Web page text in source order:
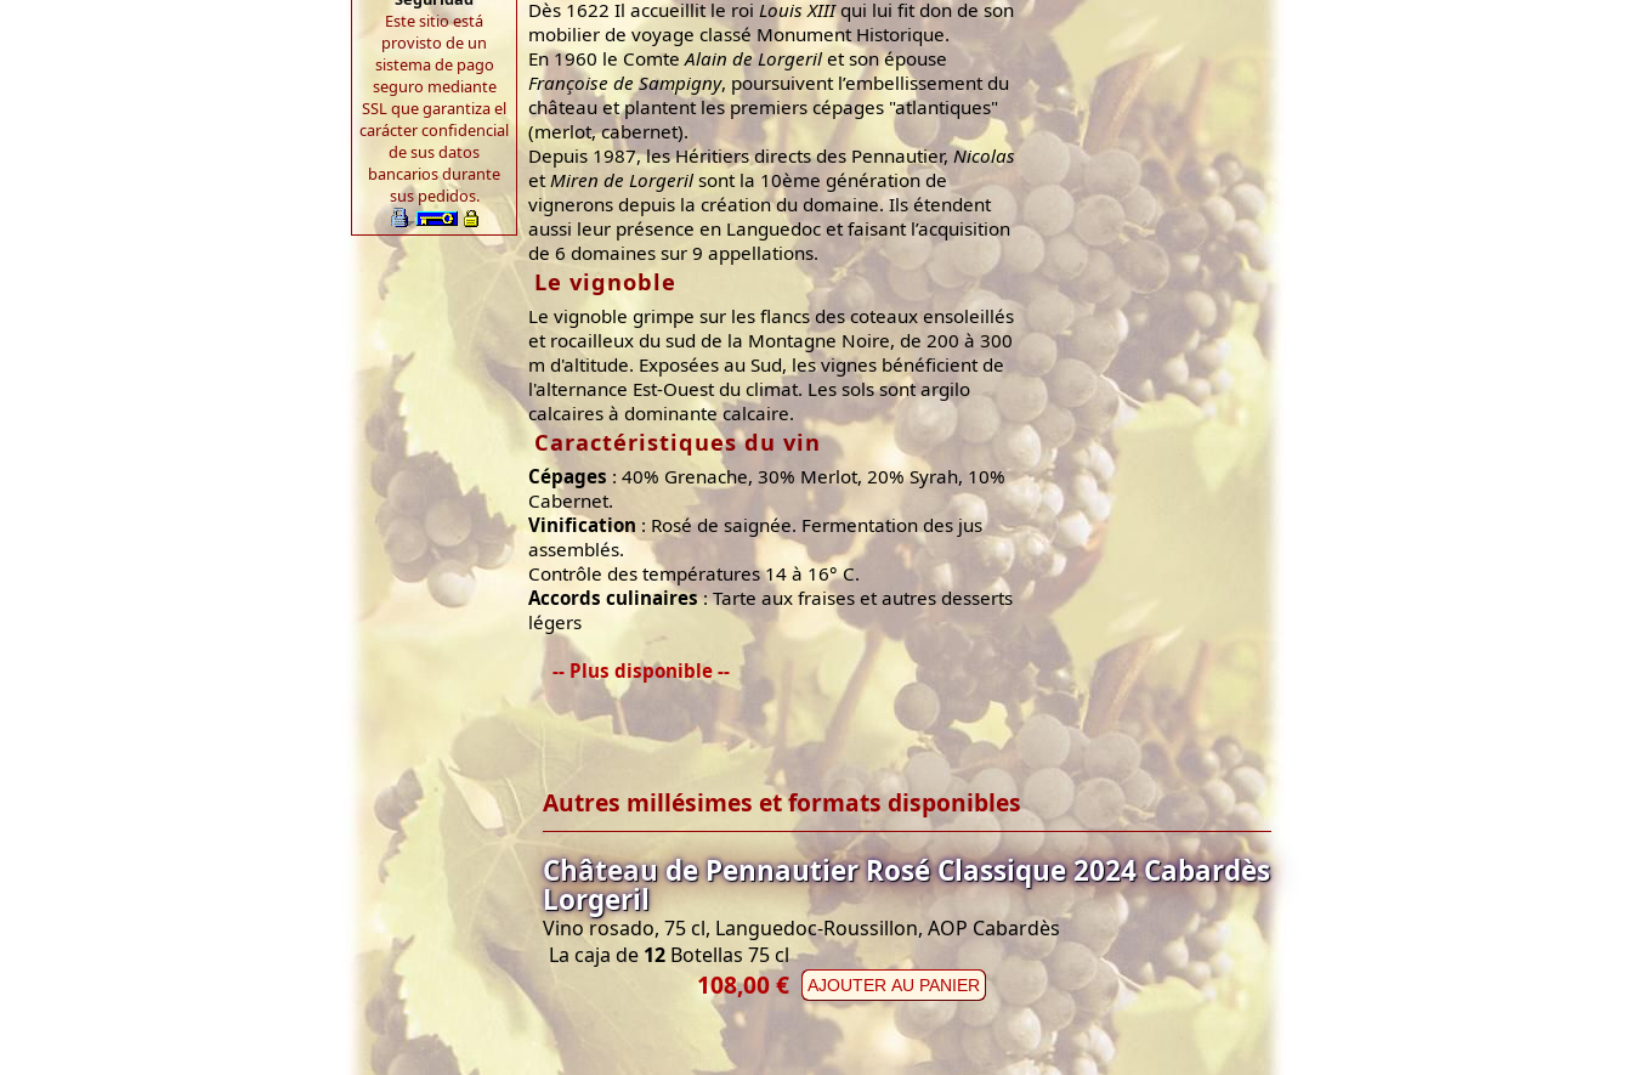
Este sitio está
provisto de un
sistema de pago
seguro mediante
SSL que garantiza el
carácter confidencial
de sus datos
bancarios durante
sus pedidos.
Dès 1622 Il accueillit le roi Louis XIIIqui lui fit don de son
mobilier de voyage classé Monument Historique.
En 1960 le ComteAlain de Lorgerilet son épouse
Françoise de Sampigny, poursuivent l’embellissement du
château et plantent les premiers cépages "atlantiques"
(merlot, cabernet).
Depuis 1987, les Héritiers directs des Pennautier, Nicolas
etMiren de Lorgerilsont la 10ème génération de
vignerons depuis la création du domaine. Ils étendent
aussi leur présence en Languedoc et faisant l’acquisition
de 6 domaines sur 9 appellations.
Le vignoble
Le vignoble grimpe sur les flancs des coteaux ensoleillés
et rocailleux du sud de la Montagne Noire, de 200 à 300
m d'altitude. Exposées au Sud, les vignes bénéficient de
l'alternance Est-Ouest du climat. Les sols sont argilo
calcaires à dominante calcaire.
Caractéristiques du vin
Cépages : 40% Grenache, 30% Merlot, 20% Syrah, 10%
Cabernet.
Vinification : Rosé de saignée. Fermentation des jus
assemblés.
Contrôle des températures 14 à 16° C.
Accords culinaires: Tarte aux fraises et autres desserts
légers
-- Plus disponible --
Autres millésimes et formats disponibles
Château de Pennautier Rosé Classique 2024 Cabardès
Lorgeril
Vino rosado, 75 cl, Languedoc-Roussillon, AOP Cabardès
La caja de 12 Botellas 75 cl
108,00 € AJOUTER AU PANIER